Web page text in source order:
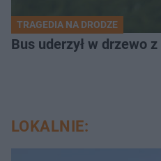
TRAGEDIA NA DRODZE
Bus uderzył w drzewo
LOKALNIE: